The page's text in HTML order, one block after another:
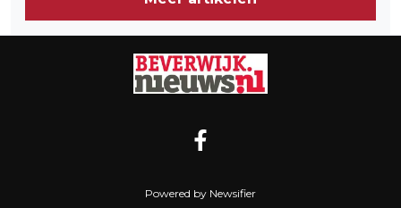
Powered by Newsifier